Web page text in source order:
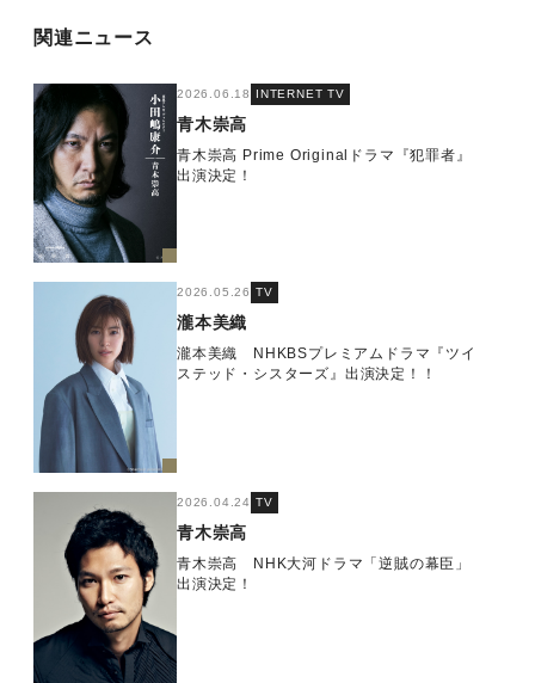
関連ニュース
2026.06.18 INTERNET TV
青木崇高
青木崇高 Prime Originalドラマ『犯罪者』
出演決定！
2026.05.26 TV
瀧本美織
瀧本美織 NHKBSプレミアムドラマ『ツイ
ステッド・シスターズ』出演決定！！
2026.04.24 TV
青木崇高
青木崇高 NHK大河ドラマ「逆賊の幕臣」
出演決定！